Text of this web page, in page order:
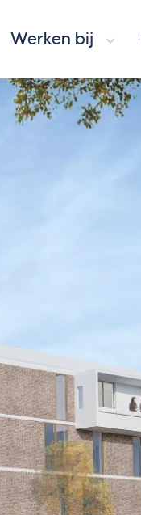
Werken bij